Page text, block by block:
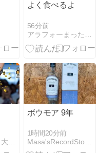
よく食べるよ
56分前
アラフォーまったりズボラ主婦サイカのblog
プロボウラー 大石奈緒
ボウモア 9年
1時間20分前
Masa'sRecordStorageContainer